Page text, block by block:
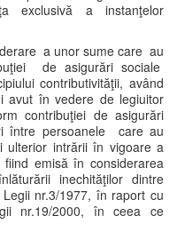
exclusivă a instanţelor
a unor sume care au
de asigurări sociale
contributivităţii, având
avut în vedere de legiuitor
contribuţiei de asigurări
între persoanele care au
ulterior intrării în vigoare a
emisă în considerarea
inechităţilor dintre
nr.3/1977, în raport cu
nr.19/2000, în ceea ce